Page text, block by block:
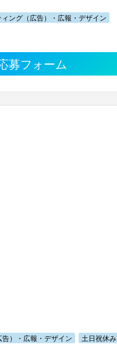
ング（広告）・広報・デザイン
募フォーム
）・広報・デザイン
土日祝休み